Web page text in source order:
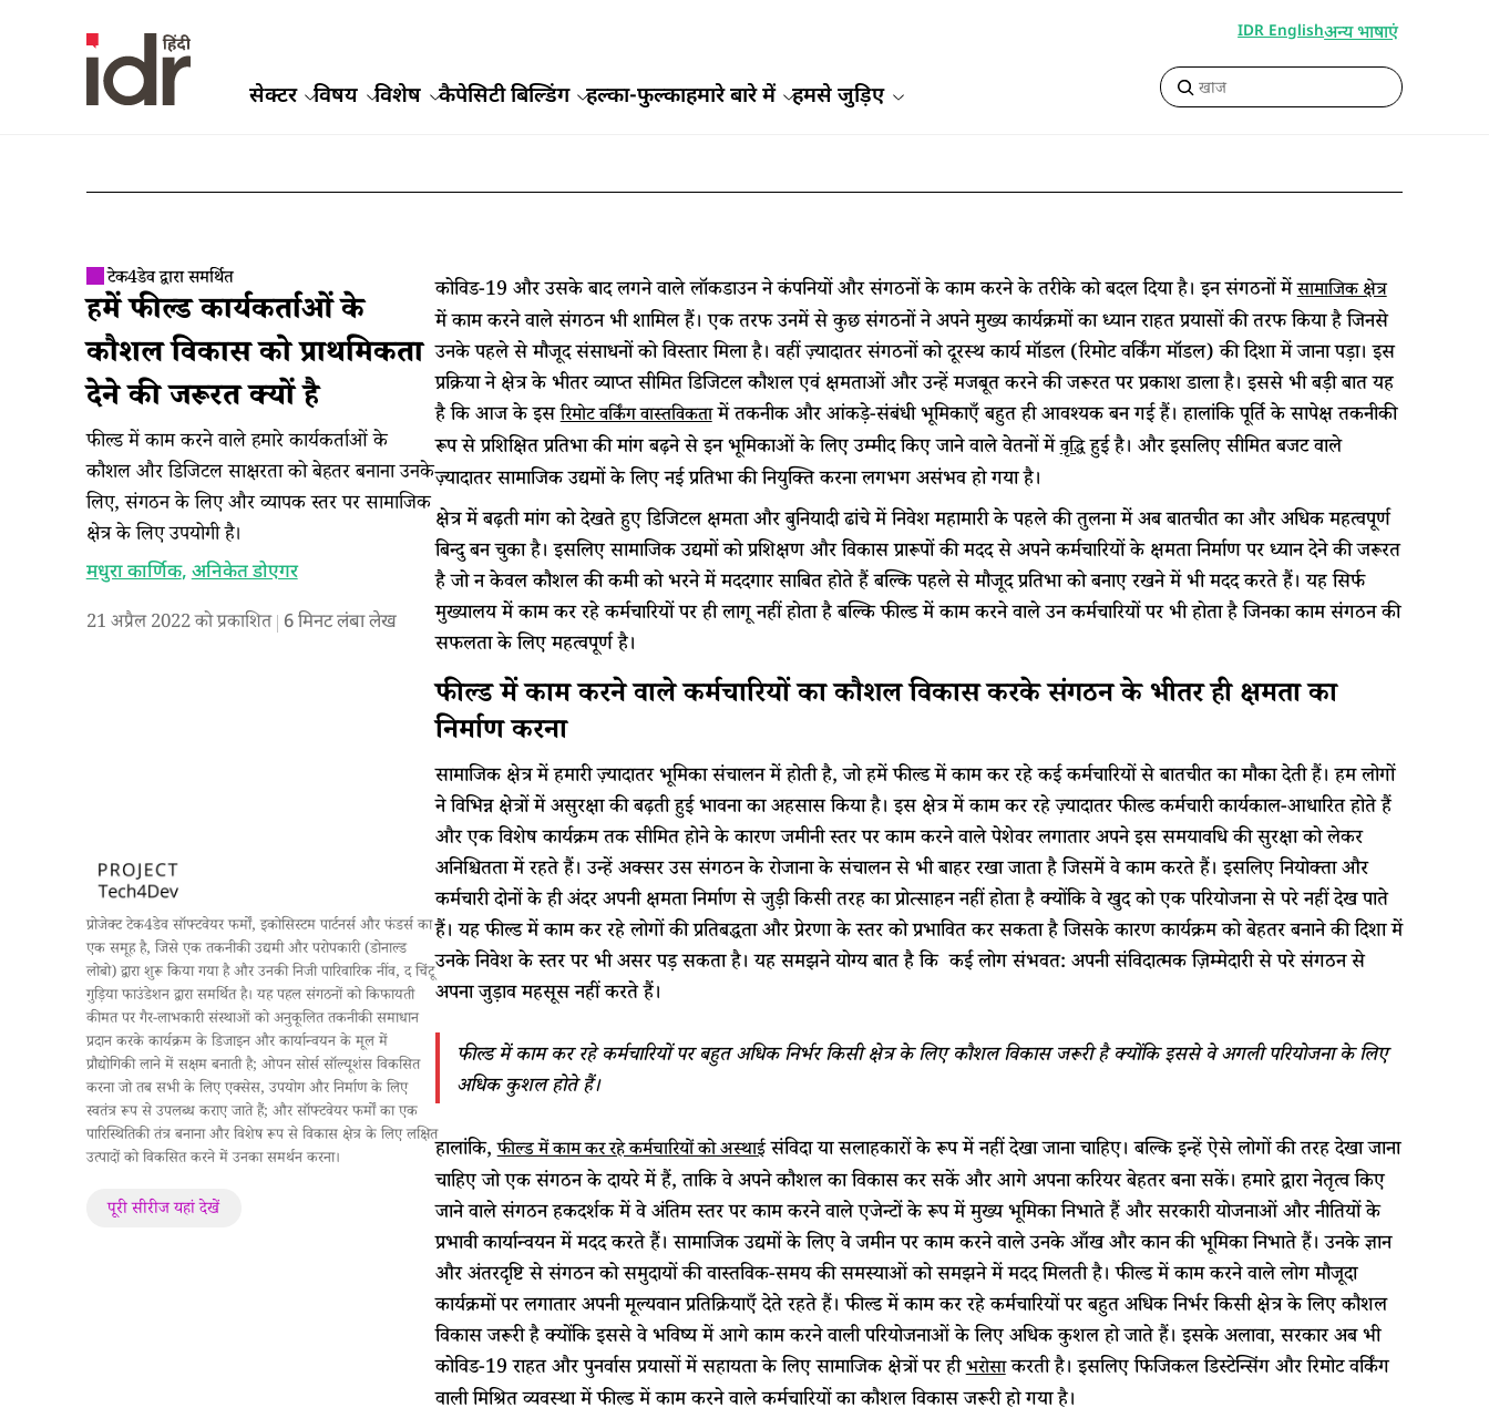
सेक्टर विषय विशेष कैपेसिटी बिल्डिंग हल्का-फुल्काहमारे बारे में हमसे जुड़िए
IDR Englishअन्य भाषाएं
टेक4डेव द्वारा समर्थित
हमें फील्ड कार्यकर्ताओं के
कौशल विकास को प्राथमिकता
देने की जरूरत क्यों है
फील्ड में काम करने वाले हमारे कार्यकर्ताओं के
कौशल और डिजिटल साक्षरता को बेहतर बनाना उनके
लिए, संगठन के लिए और व्यापक स्तर पर सामाजिक
क्षेत्र के लिए उपयोगी है।
मधुरा कार्णिक,अनिकेत डोएगर
21 अप्रैल 2022 को प्रकाशित 6मिनट लंबा लेख
प्रोजेक्ट टेक4डेव सॉफ्टवेयर फर्मों, इकोसिस्टम पार्टनर्स और फंडर्स का
एक समूह है, जिसे एक तकनीकी उद्यमी और परोपकारी (डोनाल्ड
लोबो) द्वारा शुरू किया गया है और उनकी निजी पारिवारिक नींव, द चिंटू
गुड़िया फाउंडेशन द्वारा समर्थित है। यह पहल संगठनों को किफायती
कीमत पर गैर-लाभकारी संस्थाओं को अनुकूलित तकनीकी समाधान
प्रदान करके कार्यक्रम के डिजाइन और कार्यान्वयन के मूल में
प्रौद्योगिकी लाने में सक्षम बनाती है; ओपन सोर्स सॉल्यूशंस विकसित
करना जो तब सभी के लिए एक्सेस, उपयोग और निर्माण के लिए
स्वतंत्र रूप से उपलब्ध कराए जाते हैं; और सॉफ्टवेयर फर्मों का एक
पारिस्थितिकी तंत्र बनाना और विशेष रूप से विकास क्षेत्र के लिए लक्षित
उत्पादों को विकसित करने में उनका समर्थन करना।
पूरी सीरीज यहां देखें
कोविड-19 और उसके बाद लगने वाले लॉकडाउन ने कंपनियों और संगठनों के काम करने के तरीके को बदल दिया है। इन संगठनों मेंसामाजिक क्षेत्र
में काम करने वाले संगठन भी शामिल हैं। एक तरफ उनमें से कुछ संगठनों ने अपने मुख्य कार्यक्रमों का ध्यान राहत प्रयासों की तरफ किया है जिनसे
उनके पहले से मौजूद संसाधनों को विस्तार मिला है। वहीं ज़्यादातर संगठनों को दूरस्थ कार्य मॉडल (रिमोट वर्किंग मॉडल) की दिशा में जाना पड़ा। इस
प्रक्रिया ने क्षेत्र के भीतर व्याप्त सीमित डिजिटल कौशल एवं क्षमताओं और उन्हें मजबूत करने की जरूरत पर प्रकाश डाला है। इससे भी बड़ी बात यह
है कि आज के इसरिमोट वर्किंग वास्तविकतामें तकनीक और आंकड़े-संबंधी भूमिकाएँ बहुत ही आवश्यक बन गई हैं। हालांकि पूर्ति के सापेक्ष तकनीकी
रूप से प्रशिक्षित प्रतिभा की मांग बढ़ने से इन भूमिकाओं के लिए उम्मीद किए जाने वाले वेतनों मेंवृद्धिहुई है। और इसलिए सीमित बजट वाले
ज़्यादातर सामाजिक उद्यमों के लिए नई प्रतिभा की नियुक्ति करना लगभग असंभव हो गया है।
क्षेत्र में बढ़ती मांग को देखते हुए डिजिटल क्षमता और बुनियादी ढांचे में निवेश महामारी के पहले की तुलना में अब बातचीत का और अधिक महत्वपूर्ण
बिन्दु बन चुका है। इसलिए सामाजिक उद्यमों को प्रशिक्षण और विकास प्रारूपों की मदद से अपने कर्मचारियों के क्षमता निर्माण पर ध्यान देने की जरूरत
है जो न केवल कौशल की कमी को भरने में मददगार साबित होते हैं बल्कि पहले से मौजूद प्रतिभा को बनाए रखने में भी मदद करते हैं। यह सिर्फ
मुख्यालय में काम कर रहे कर्मचारियों पर ही लागू नहीं होता है बल्कि फील्ड में काम करने वाले उन कर्मचारियों पर भी होता है जिनका काम संगठन की
सफलता के लिए महत्वपूर्ण है।
फील्ड में काम करने वाले कर्मचारियों का कौशल विकास करके संगठन के भीतर ही क्षमता का
निर्माण करना
सामाजिक क्षेत्र में हमारी ज़्यादातर भूमिका संचालन में होती है, जो हमें फील्ड में काम कर रहे कई कर्मचारियों से बातचीत का मौका देती हैं। हम लोगों
ने विभिन्न क्षेत्रों में असुरक्षा की बढ़ती हुई भावना का अहसास किया है। इस क्षेत्र में काम कर रहे ज़्यादातर फील्ड कर्मचारी कार्यकाल-आधारित होते हैं
और एक विशेष कार्यक्रम तक सीमित होने के कारण जमीनी स्तर पर काम करने वाले पेशेवर लगातार अपने इस समयावधि की सुरक्षा को लेकर
अनिश्चितता में रहते हैं। उन्हें अक्सर उस संगठन के रोजाना के संचालन से भी बाहर रखा जाता है जिसमें वे काम करते हैं। इसलिए नियोक्ता और
कर्मचारी दोनों के ही अंदर अपनी क्षमता निर्माण से जुड़ी किसी तरह का प्रोत्साहन नहीं होता है क्योंकि वे खुद को एक परियोजना से परे नहीं देख पाते
हैं। यह फील्ड में काम कर रहे लोगों की प्रतिबद्धता और प्रेरणा के स्तर को प्रभावित कर सकता है जिसके कारण कार्यक्रम को बेहतर बनाने की दिशा में
उनके निवेश के स्तर पर भी असर पड़ सकता है। यह समझने योग्य बात है कि कई लोग संभवत: अपनी संविदात्मक ज़िम्मेदारी से परे संगठन से
अपना जुड़ाव महसूस नहीं करते हैं।
फील्ड में काम कर रहे कर्मचारियों पर बहुत अधिक निर्भर किसी क्षेत्र के लिए कौशल विकास जरूरी है क्योंकि इससे वे अगली परियोजना के लिए
अधिक कुशल होते हैं।
हालांकि,फील्ड में काम कर रहे कर्मचारियों को अस्थाईसंविदा या सलाहकारों के रूप में नहीं देखा जाना चाहिए। बल्कि इन्हें ऐसे लोगों की तरह देखा जाना
चाहिए जो एक संगठन के दायरे में हैं, ताकि वे अपने कौशल का विकास कर सकें और आगे अपना करियर बेहतर बना सकें। हमारे द्वारा नेतृत्व किए
जाने वाले संगठन हकदर्शक में वे अंतिम स्तर पर काम करने वाले एजेन्टों के रूप में मुख्य भूमिका निभाते हैं और सरकारी योजनाओं और नीतियों के
प्रभावी कार्यान्वयन में मदद करते हैं। सामाजिक उद्यमों के लिए वे जमीन पर काम करने वाले उनके आँख और कान की भूमिका निभाते हैं। उनके ज्ञान
और अंतरदृष्टि से संगठन को समुदायों की वास्तविक-समय की समस्याओं को समझने में मदद मिलती है। फील्ड में काम करने वाले लोग मौजूदा
कार्यक्रमों पर लगातार अपनी मूल्यवान प्रतिक्रियाएँ देते रहते हैं। फील्ड में काम कर रहे कर्मचारियों पर बहुत अधिक निर्भर किसी क्षेत्र के लिए कौशल
विकास जरूरी है क्योंकि इससे वे भविष्य में आगे काम करने वाली परियोजनाओं के लिए अधिक कुशल हो जाते हैं। इसके अलावा, सरकार अब भी
कोविड-19 राहत और पुनर्वास प्रयासों में सहायता के लिए सामाजिक क्षेत्रों पर हीभरोसाकरती है। इसलिए फिजिकल डिस्टेन्सिंग और रिमोट वर्किंग
वाली मिश्रित व्यवस्था में फील्ड में काम करने वाले कर्मचारियों का कौशल विकास जरूरी हो गया है।